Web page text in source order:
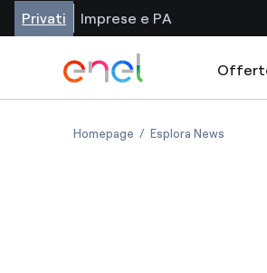
Privati Imprese e PA
Homepage Esplora News